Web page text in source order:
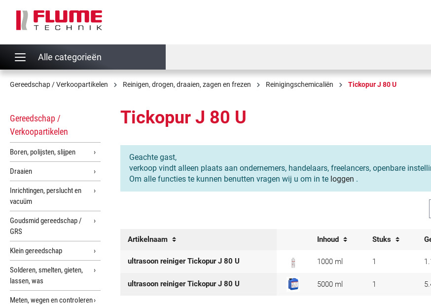
Ga naar de hoofdnavigatie
Alle categorieën
Gereedschap / Verkoopartikelen Reinigen, drogen, draaien, zagen en frezen Reinigingschemicaliën Tickopur J 80 U
Gereedschap /
Verkoopartikelen
Boren, polijsten, slijpen
Draaien
Inrichtingen, perslucht en
vacuüm
Goudsmid gereedschap /
GRS
Klein gereedschap
Solderen, smelten, gieten,
lassen, was
Meten, wegen en controleren
Tickopur J 80 U
Geachte gast,
verkoop vindt alleen plaats aan ondernemers, handelaars, freelancers, openbare
Om alle functies te kunnen benutten vragen wij u om in te loggen .
Artikelnaam Inhoud Stuks
ultrasoon reiniger Tickopur J 80 U 1000 ml 1
ultrasoon reiniger Tickopur J 80 U 5000 ml 1